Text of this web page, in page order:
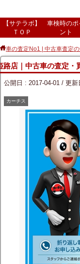
【サテラボ】
ＴＯＰ
車検時のポ
ント
車の査定No1 | 中古車査定
路店｜中古車の査定・
公開日 : 2017-04-01/ 更新
カーチス